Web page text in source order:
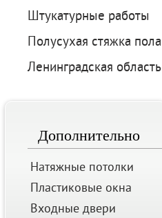
Штукатурные работы
Полусухая стяжка пола
Ленинградская область
Дополнительно
Натяжные потолки
Пластиковые окна
Входные двери